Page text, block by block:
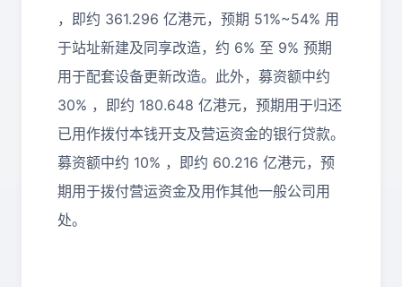
，即约 361.296 亿港元，预期 51%~54% 用
于站址新建及同享改造，约 6% 至 9% 预期
用于配套设备更新改造。此外，募资额中约
30% ，即约 180.648 亿港元，预期用于归还
已用作拨付本钱开支及营运资金的银行贷款。
募资额中约 10% ，即约 60.216 亿港元，预
期用于拨付营运资金及用作其他一般公司用
处。